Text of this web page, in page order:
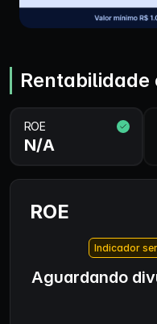
Rentabilidade
ROE
N/A
ROE
Indicador
Aguardando